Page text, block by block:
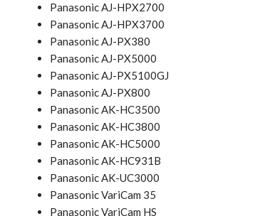
Panasonic AJ-HPX2700
Panasonic AJ-HPX3700
Panasonic AJ-PX380
Panasonic AJ-PX5000
Panasonic AJ-PX5100GJ
Panasonic AJ-PX800
Panasonic AK-HC3500
Panasonic AK-HC3800
Panasonic AK-HC5000
Panasonic AK-HC931B
Panasonic AK-UC3000
Panasonic VariCam 35
Panasonic VariCam HS